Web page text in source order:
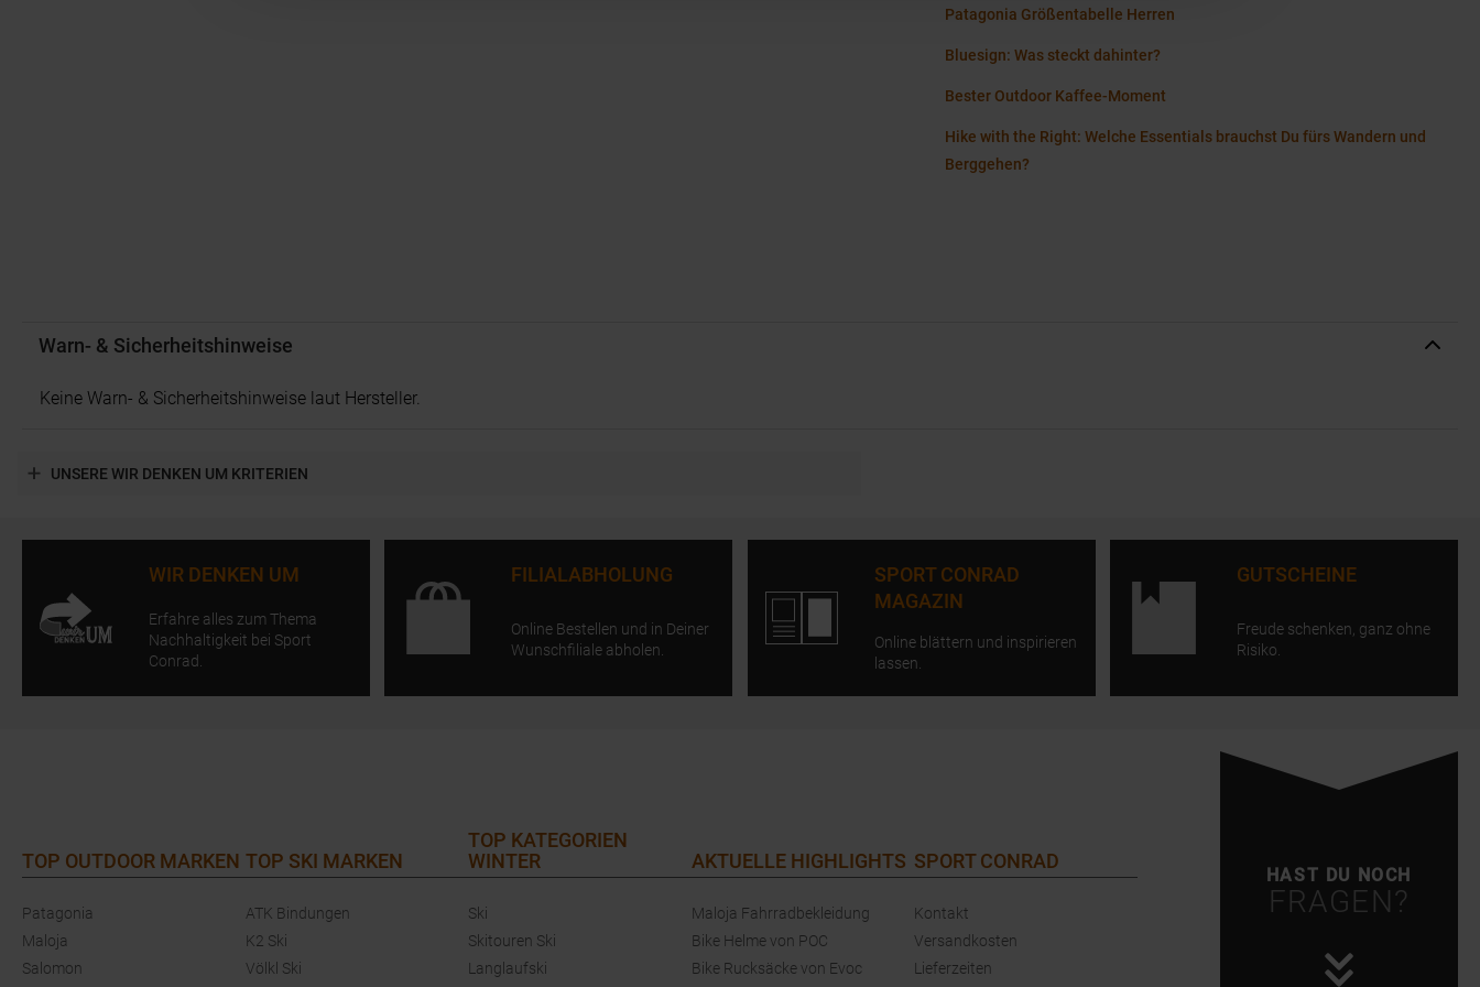
Patagonia Größentabelle Herren
Bluesign: Was steckt dahinter?
Bester Outdoor Kaffee-Moment
Hike with the Right: Welche Essentials brauchst Du fürs Wandern und
Berggehen?
Warn- & Sicherheitshinweise
Keine Warn- & Sicherheitshinweise laut Hersteller.
UNSERE WIR DENKEN UM KRITERIEN
WIR DENKEN UM
Erfahre alles zum Thema
Nachhaltigkeit bei Sport
Conrad.
FILIALABHOLUNG
Online Bestellen und in Deiner
Wunschfiliale abholen.
SPORT CONRAD
MAGAZIN
Online blättern und inspirieren
lassen.
GUTSCHEINE
Freude schenken, ganz ohne
Risiko.
HAST DU NOCH
FRAGEN?
TOP OUTDOOR MARKEN
Patagonia
Maloja
Salomon
TOP SKI MARKEN
ATK Bindungen
K2 Ski
Völkl Ski
TOP KATEGORIEN
WINTER
Ski
Skitouren Ski
Langlaufski
AKTUELLE HIGHLIGHTS
Maloja Fahrradbekleidung
Bike Helme von POC
Bike Rucksäcke von Evoc
SPORT CONRAD
Kontakt
Versandkosten
Lieferzeiten